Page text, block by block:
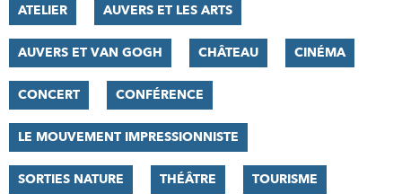
ATELIER AUVERS ET LES ARTS
AUVERS ET VAN GOGH CHÂTEAU CINÉMA
CONCERT CONFÉRENCE
LE MOUVEMENT IMPRESSIONNISTE
SORTIES NATURE THÉÂTRE TOURISME